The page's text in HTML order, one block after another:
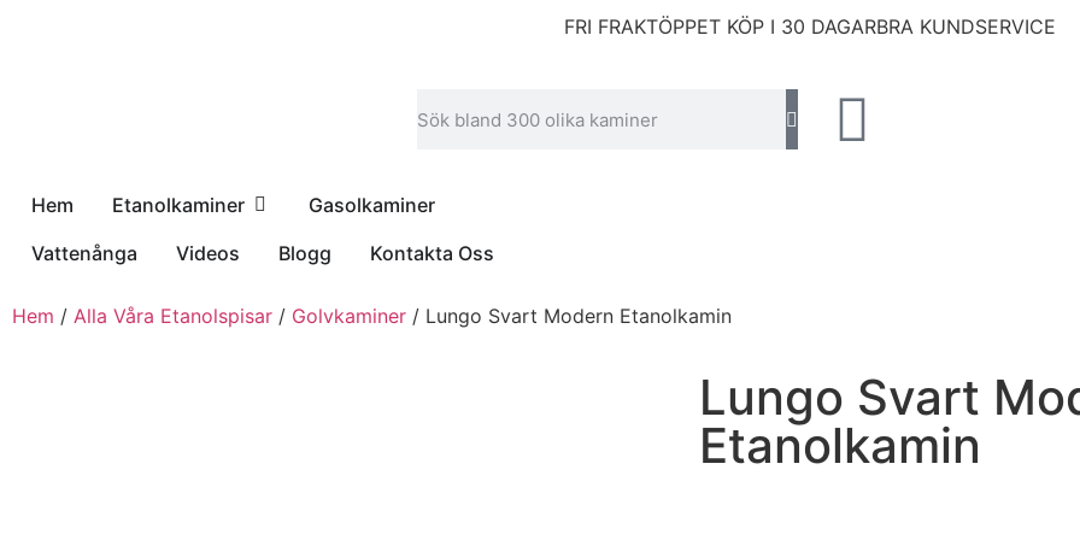
FRI FRAKTÖPPET KÖP I 30 DAGARBRA KUNDSERVICE
Hem Etanolkaminer
Gasolkaminer
Vattenånga
Videos Blogg Kontakta Oss
Hem / Alla Våra Etanolspisar / Golvkaminer / Lungo Svart Modern Etanolkamin
Lungo Svart
Etanolkamin